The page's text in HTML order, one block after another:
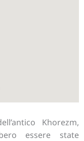
Khorezm,
essere state